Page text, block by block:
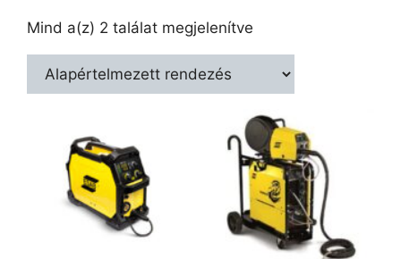
Mind a(z) 2 találat megjelenítve